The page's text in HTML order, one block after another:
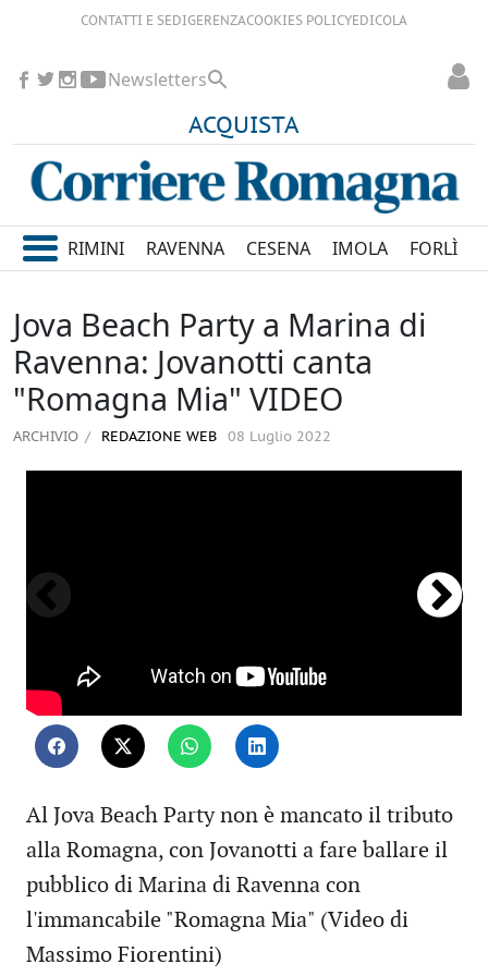
CONTATTI E SEDIGERENZACOOKIES POLICYEDICOLA
ACQUISTA
Newsletters
RIMINI RAVENNA CESENA IMOLA FORLÌ
Jova Beach Party a Marina di
Ravenna: Jovanotti canta
"Romagna Mia" VIDEO
ARCHIVIO REDAZIONE WEB 08 Luglio 2022
Al Jova Beach Party non è mancato il tributo
alla Romagna, con Jovanotti a fare ballare il
pubblico di Marina di Ravenna con
l'immancabile "Romagna Mia" (Video di
Massimo Fiorentini)